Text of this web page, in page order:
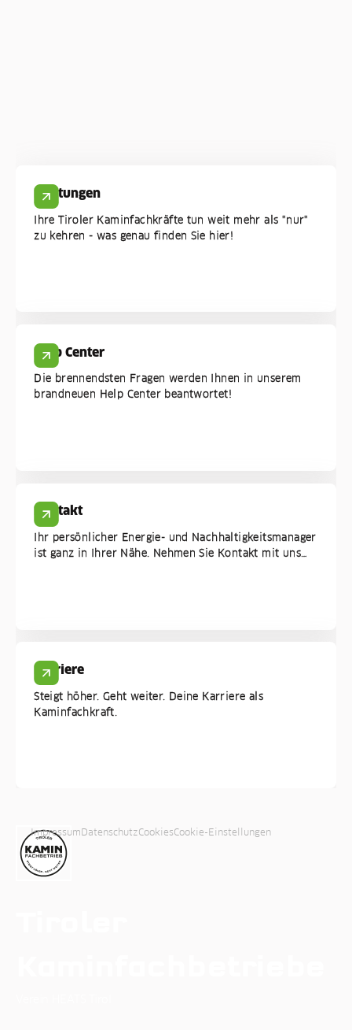
Leistungen
Ihre Tiroler Kaminfachkräfte tun weit mehr als "nur"
zu kehren - was genau finden Sie hier!
Help Center
Die brennendsten Fragen werden Ihnen in unserem
brandneuen Help Center beantwortet!
Kontakt
Ihr persönlicher Energie- und Nachhaltigkeitsmanager
ist ganz in Ihrer Nähe. Nehmen Sie Kontakt mit uns
Karriere
Steigt höher. Geht weiter. Deine Karriere als
Kaminfachkraft.
ImpressumDatenschutzCookiesCookie-Einstellungen